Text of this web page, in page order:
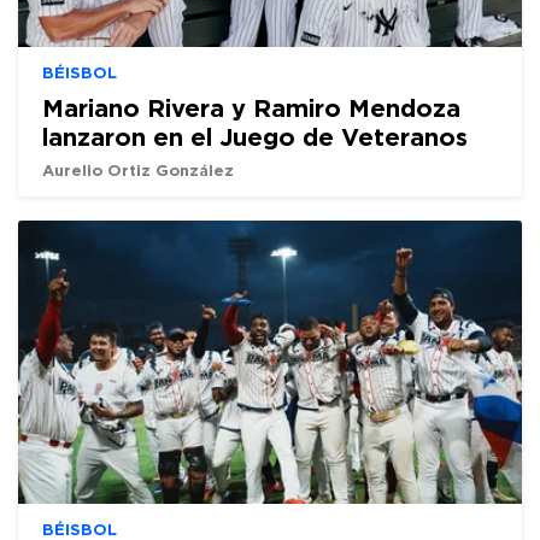
BÉISBOL
Mariano Rivera y Ramiro Mendoza
lanzaron en el Juego de Veteranos
Aurelio Ortiz González
BÉISBOL